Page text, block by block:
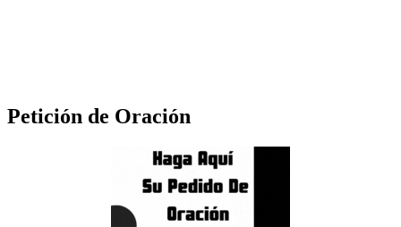
Petición de Oración